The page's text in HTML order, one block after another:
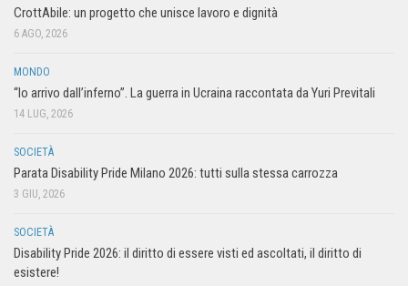
CrottAbile: un progetto che unisce lavoro e dignità
6 AGO, 2026
MONDO
“Io arrivo dall’inferno”. La guerra in Ucraina raccontata da Yuri Previtali
14 LUG, 2026
SOCIETÀ
Parata Disability Pride Milano 2026: tutti sulla stessa carrozza
3 GIU, 2026
SOCIETÀ
Disability Pride 2026: il diritto di essere visti ed ascoltati, il diritto di
esistere!